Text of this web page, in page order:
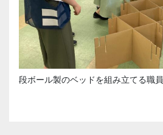
段ボール製のベッドを組み立てる職